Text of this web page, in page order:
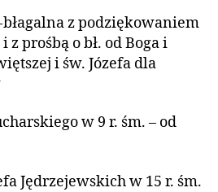
z podziękowaniem
z prośbą o bł. od Boga i
i św. Józefa dla
w 9 r. śm. – od
Jędrzejewskich w 15 r. śm.